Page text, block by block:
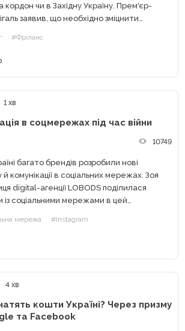
кордон чи в Західну Україну. Прем'єр-
заявив, що необхідно зміцнити
#Фріланс
1 хв
в соцмережах під час війни
10749
багато брендів розробили нові
комунікації в соціальних мережах. Зоя
digital-агенції LOBODS поділилася
із соціальними мережами в цей
мережа #Instagram
4 хв
кошти Україні? Через призму
та Facebook